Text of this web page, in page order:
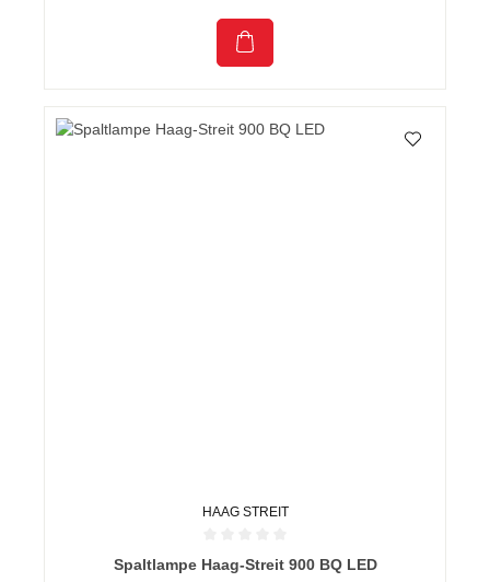
HAAG STREIT
Durchschnittliche Bewertung von 0 von 5 Sternen
Spaltlampe Haag-Streit 900 BQ LED